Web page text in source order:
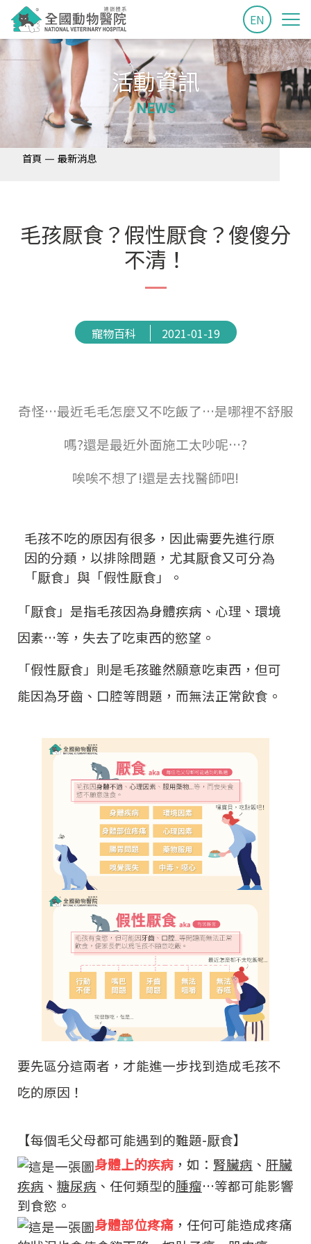
EN
活動資訊
NEWS
首頁 — 最新消息
毛孩厭食？假性厭食？傻傻分
不清！
寵物百科 2021-01-19
奇怪…最近毛毛怎麼又不吃飯了…是哪裡不舒服
嗎?還是最近外面施工太吵呢…?
唉唉不想了!還是去找醫師吧!
毛孩不吃的原因有很多，因此需要先進行原
因的分類，以排除問題，尤其厭食又可分為
「厭食 」 與 「假性厭食 」
。
「厭食 」 是指毛孩因為身體疾病、心理、環境
因素…等，失去了吃東西的慾望。
「假性厭食 」 則是毛孩雖然願意吃東西，但可
能因為牙齒、口腔等問題，而無法正常飲食。
要先區分這兩者，才能進一步找到造成毛孩不
吃的原因！
【每個毛父母都可能遇到的難題-厭食】
身體上的疾病 ，如： 腎臟病 、 肝臟
疾病 、 糖尿病 、任何類型的腫瘤…等都可能影響
到食慾。
身體部位疼痛 ，任何可能造成疼痛